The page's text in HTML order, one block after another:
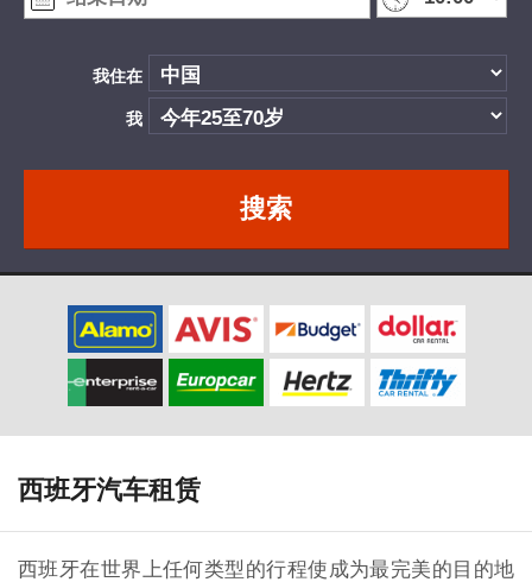
我住在
我
搜索
西班牙汽车租赁
西班牙在世界上任何类型的行程使成为最完美的目的地